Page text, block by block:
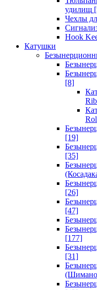
удилищ
Чехлы
Hook
Катушки
[8]
[19]
[35]
[26]
[47]
[177]
[31]